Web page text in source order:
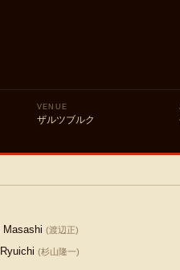
VENUE
ザルツブルク
Masashi (渡辺正)
(杉山隆一)